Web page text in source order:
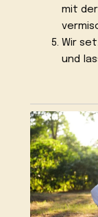
mit
Wir
und